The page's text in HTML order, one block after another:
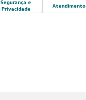
Segurança e
Privacidade
Atendimento